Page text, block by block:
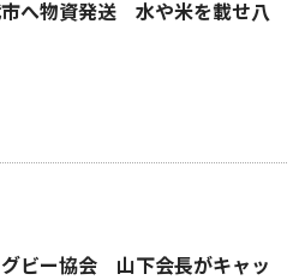
へ物資発送 水や米を載せ八
ビー協会 山下会長がキャッ